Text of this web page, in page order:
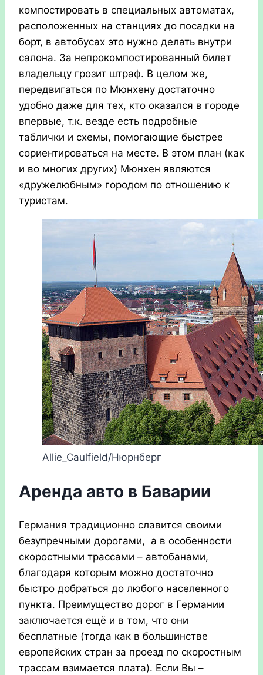
компостировать в специальных автоматах,
расположенных на станциях до посадки на
борт, в автобусах это нужно делать внутри
салона. За непрокомпостированный билет
владельцу грозит штраф. В целом же,
передвигаться по Мюнхену достаточно
удобно даже для тех, кто оказался в городе
впервые, т.к. везде есть подробные
таблички и схемы, помогающие быстрее
сориентироваться на месте. В этом план (как
и во многих других) Мюнхен являются
«дружелюбным» городом по отношению к
туристам.
Allie_Caulfield/Нюрнберг
Аренда авто в Баварии
Германия традиционно славится своими
безупречными дорогами, а в особенности
скоростными трассами – автобанами,
благодаря которым можно достаточно
быстро добраться до любого населенного
пункта. Преимущество дорог в Германии
заключается ещё и в том, что они
бесплатные (тогда как в большинстве
европейских стран за проезд по скоростным
трассам взимается плата). Если Вы –